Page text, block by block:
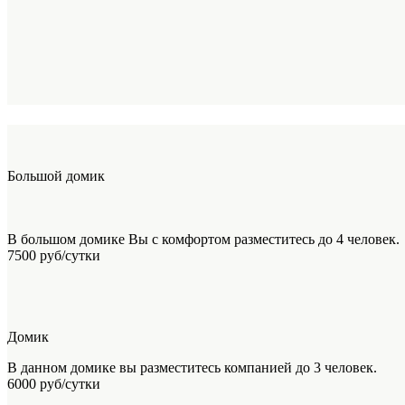
Большой домик
В большом домике Вы с комфортом разместитесь до 4 человек.
7500 руб/сутки
Домик
В данном домике вы разместитесь компанией до 3 человек.
6000 руб/сутки